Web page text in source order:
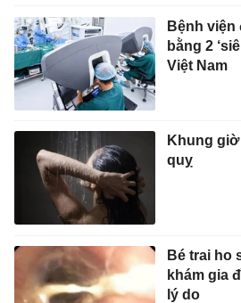
Bệnh
bằng 2
Việt Nam
Khung
quỵ
Bé trai ho
khám gia
lý do